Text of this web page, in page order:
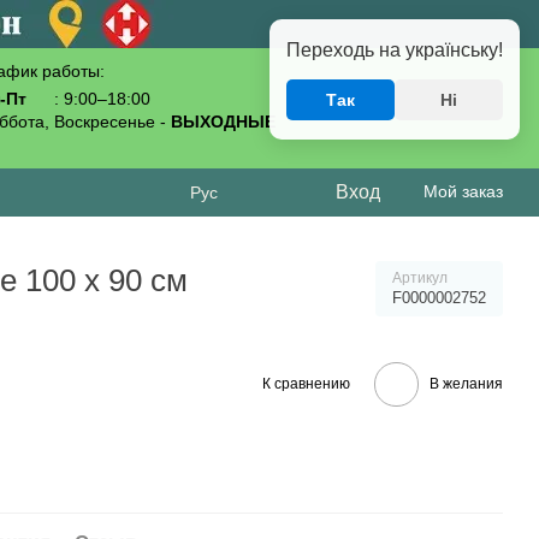
работы:
Пт
: 9:00–18:00
Воскресенье - ВЫХОДНЫЕ
093-619-80-70
Рус Вход Мой заказ
100 х 90 см Артикул
F0000002752
К сравнению В желания
Переходь на українську!
Так Ні